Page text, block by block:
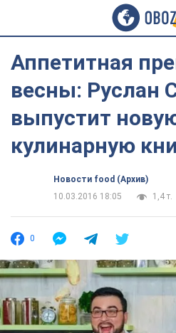
Аппетитная
весны: Руслан
выпустит
кулинарную
Новости food (Архив)
10.03.2016 18:05
1,4 т.
0